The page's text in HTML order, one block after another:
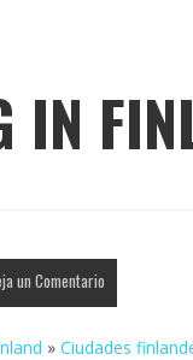
IN
un Comentario
» Ciudades